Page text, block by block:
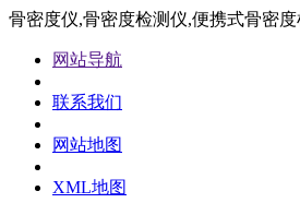
骨密度仪,骨密度检测仪,便携式骨密
网站导航
联系我们
网站地图
XML地图